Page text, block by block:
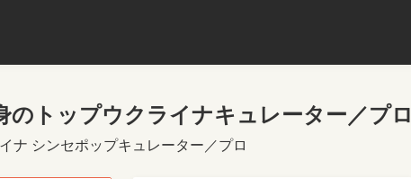
のトップウクライナキュレーター／プロ
ナ シンセポップキュレーター／プロ